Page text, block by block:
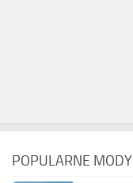
POPULARNE MODY